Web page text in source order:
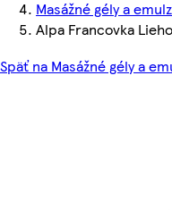
Masážné gély a
Alpa Francovka
Späť na Masážné gély a